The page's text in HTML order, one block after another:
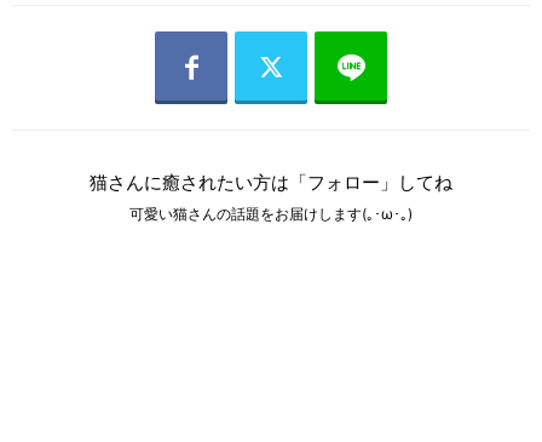
猫さんに癒されたい方は「フォロー」してね
可愛い猫さんの話題をお届けします(｡･ω･｡)